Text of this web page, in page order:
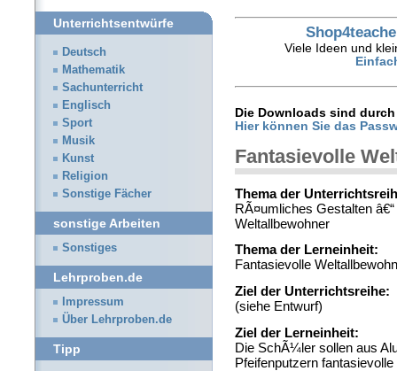
Viele Ideen und
Die Downloads sind
Hier können Sie das
Fantasievolle
Thema der
RÃ¤umliches Gestalten
Weltallbewohner
Thema der Lerneinheit:
Fantasievolle
Ziel der Unterrichtsreihe:
(siehe Entwurf)
Ziel der Lerneinheit:
Die SchÃ¼ler sollen aus
Pfeifenputzern
Unterrichtsentwürfe
Deutsch
Mathematik
Sachunterricht
Englisch
Sport
Musik
Kunst
Religion
Sonstige Fächer
sonstige Arbeiten
Sonstiges
Lehrproben.de
Impressum
Über Lehrproben.de
Tipp